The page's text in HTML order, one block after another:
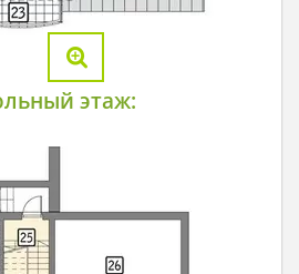
этаж: